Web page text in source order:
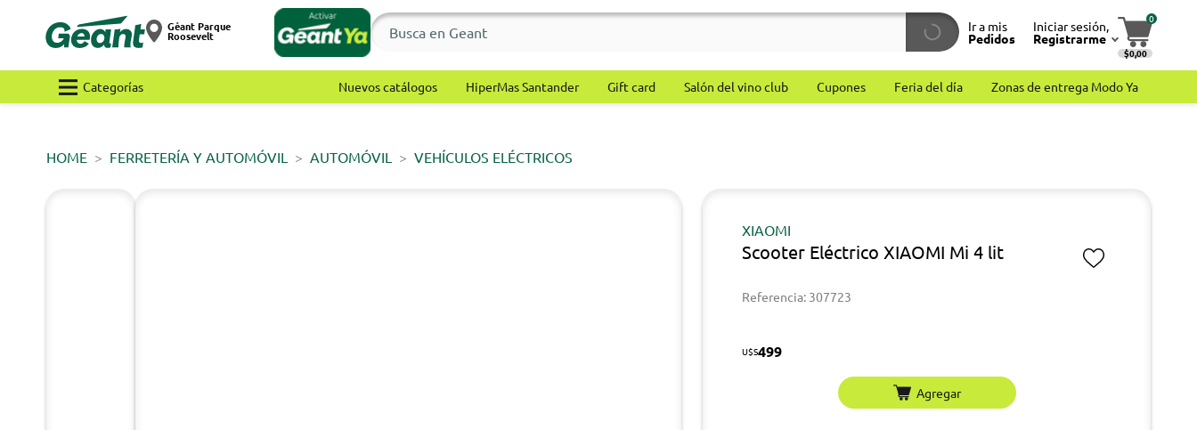
Géant Parque
Roosevelt
Ir a mis
Pedidos
Iniciar sesión,
Registrarme
0
$0,00
Categorías Nuevos catálogos HiperMas Santander Gift card Salón del vino club Cupones Feria del día Zonas de entrega Modo Ya
HOME FERRETERÍA Y AUTOMÓVIL AUTOMÓVIL VEHÍCULOS ELÉCTRICOS
XIAOMI
Scooter Eléctrico XIAOMI Mi 4 lit
Referencia: 307723
U$S499
Agregar